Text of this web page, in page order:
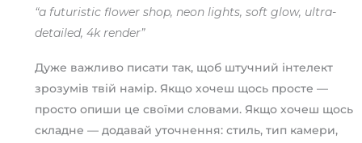
“a futuristic flower shop, neon lights, soft glow, ultra-
detailed, 4k render”
Дуже важливо писати так, щоб штучний інтелект
зрозумів твій намір. Якщо хочеш щось просте —
просто опиши це своїми словами. Якщо хочеш щось
складне — додавай уточнення: стиль, тип камери,